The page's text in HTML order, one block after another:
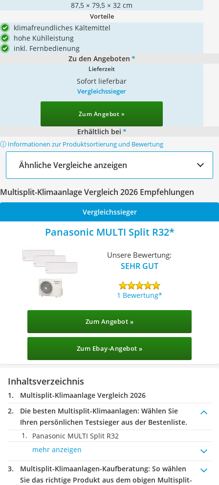
87,5 × 79,5 × 32 cm
Vorteile
klimafreundliches Kältemittel
hohe Kühlleistung
inkl. Fernbedienung
Zu den Angeboten *
Lieferzeit
Sofort lieferbar
Vergleichssieger
Zum Angebot »
Erhältlich bei *
ⓘ Informationen zur Produktsortierung und Bewertung
Ähnliche Vergleiche anzeigen
Multisplit-Klimaanlage Vergleich 2026 Empfehlungen
Vergleichssieger
Panasonic MULTI Split R32
Unsere Bewertung:
SEHR GUT
1 Bewertung
Zum Angebot »
Zum Ebay-Angebot »
Inhaltsverzeichnis
Multisplit-Klimaanlage Vergleich 2026
Die besten Multisplit-Klimaanlagen: Wählen Sie
Ihren persönlichen Testsieger aus der Bestenliste.
Panasonic MULTI Split R32
mehr anzeigen
Multisplit-Klimaanlagen-Kaufberatung: So wählen
Sie das richtige Produkt aus dem obigen Multisplit-